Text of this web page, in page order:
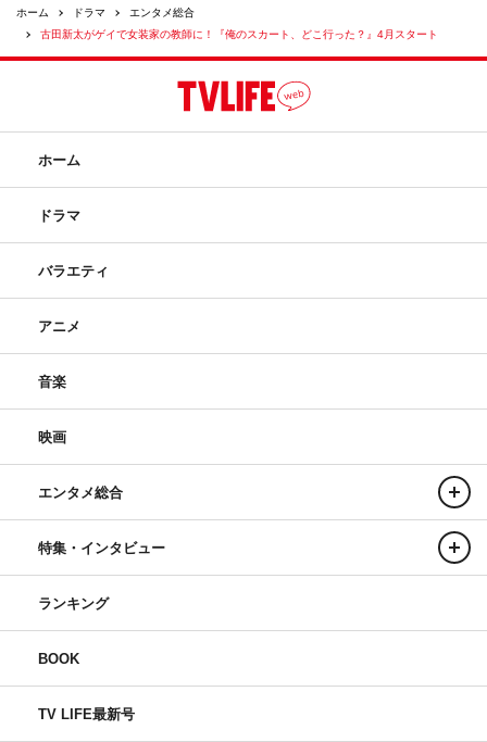
ホーム ドラマ
エンタメ総合
古田新太がゲイで女装家の教師に！『俺のスカート、どこ行った？』4月スタート
ホーム
ドラマ
バラエティ
アニメ
音楽
映画
エンタメ総合
特集・インタビュー
ランキング
BOOK
TV LIFE最新号